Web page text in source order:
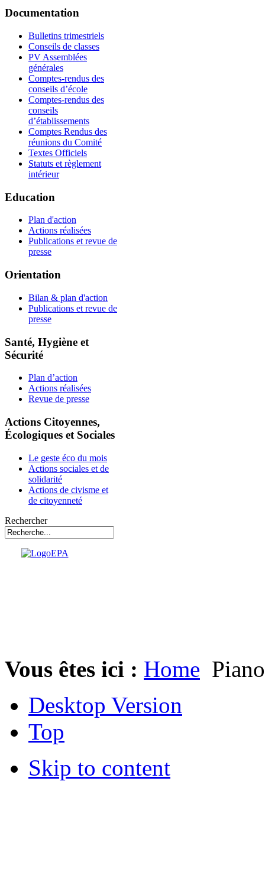
Documentation
Bulletins trimestriels
Conseils de classes
PV Assemblées
générales
Comptes-rendus des
conseils d’école
Comptes-rendus des
conseils
d’établissements
Comptes Rendus des
réunions du Comité
Textes Officiels
Statuts et règlement
intérieur
Education
Plan d'action
Actions réalisées
Publications et revue de
presse
Orientation
Bilan & plan d'action
Publications et revue de
presse
Santé, Hygiène et
Sécurité
Plan d’action
Actions réalisées
Revue de presse
Actions Citoyennes,
Écologiques et Sociales
Le geste éco du mois
Actions sociales et de
solidarité
Actions de civisme et
de citoyenneté
Rechercher
Vous êtes ici : Home Piano
Desktop Version
Top
Skip to content